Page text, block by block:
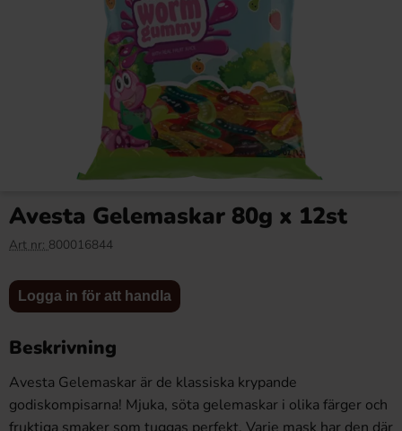
Sourcream & Onion 120g x
12st
Logga in
för att
& Lime 120g x 12st
83.88 kr
Avesta Gelemaskar 80g x 12st
Art nr: 800016844
Logga in för att handla
Beskrivning
Avesta Gelemaskar är de klassiska krypande
godiskompisarna! Mjuka, söta gelemaskar i olika färger och